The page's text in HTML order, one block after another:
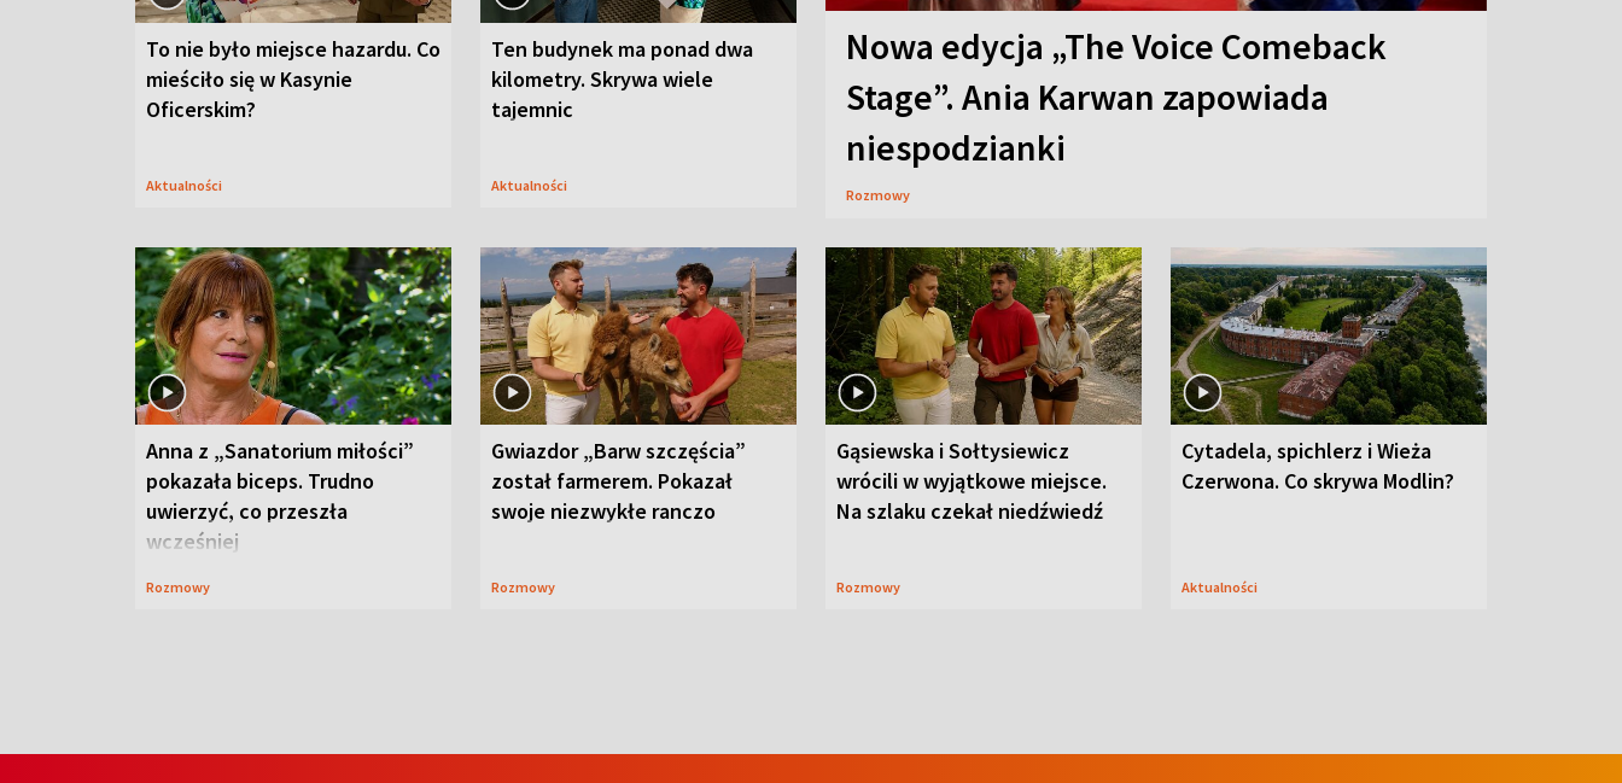
To nie było miejsce hazardu. Co
mieściło się w Kasynie
Oficerskim?
Aktualności
Ten budynek ma ponad dwa
kilometry. Skrywa wiele
tajemnic
Aktualności
Nowa edycja „The Voice Comeback
Stage”. Ania Karwan zapowiada
niespodzianki
Rozmowy
Anna z „Sanatorium miłości”
pokazała biceps. Trudno
uwierzyć, co przeszła
wcześniej
Rozmowy
Gwiazdor „Barw szczęścia”
został farmerem. Pokazał
swoje niezwykłe ranczo
Rozmowy
Gąsiewska i Sołtysiewicz
wrócili w wyjątkowe miejsce.
Na szlaku czekał niedźwiedź
Rozmowy
Cytadela, spichlerz i Wieża
Czerwona. Co skrywa Modlin?
Aktualności